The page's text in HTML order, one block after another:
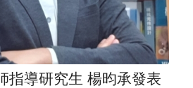
指導研究生 楊昀承發表